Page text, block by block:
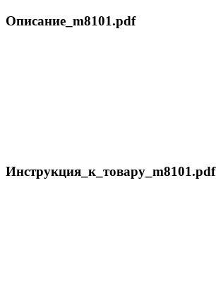
Описание_m8101.pdf
Инструкция_к_товару_m8101.pdf